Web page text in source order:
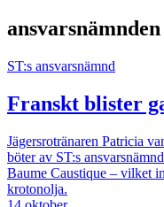
ansvarsnämnden
ST:s ansvarsnämnd
Franskt blister
Jägersrotränaren Patricia
böter av ST:s
Baume Caustique – vilket
krotonolja.